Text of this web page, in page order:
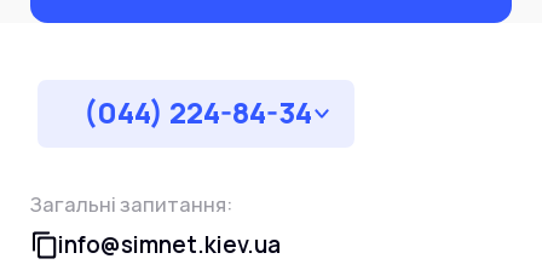
(044) 224-84-34
Загальні запитання:
info@simnet.kiev.ua